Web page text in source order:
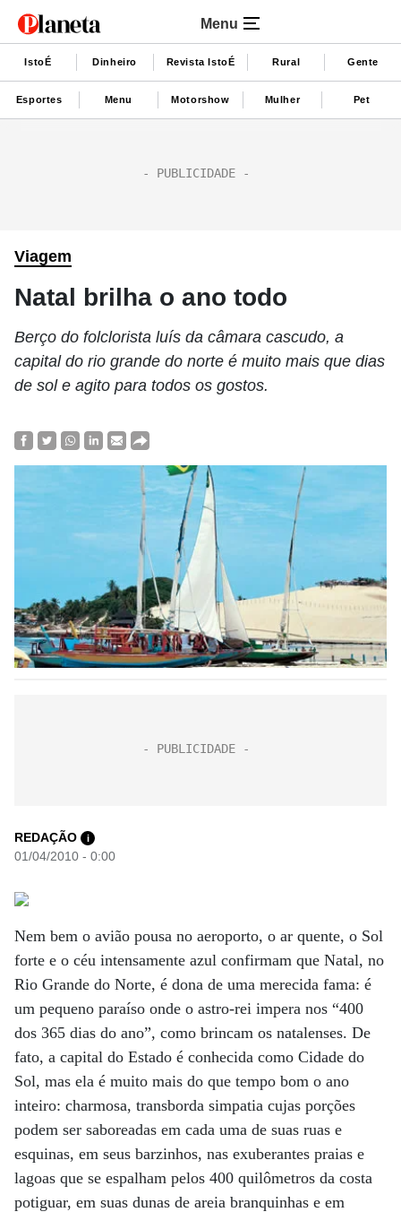
Menu
IstoÉ Dinheiro Revista IstoÉ Rural Gente
Esportes Menu Motorshow Mulher Pet
Viagem
Natal brilha o ano todo
Berço do folclorista luís da câmara cascudo, a
capital do rio grande do norte é muito mais que dias
de sol e agito para todos os gostos.
REDAÇÃO i
01/04/2010 - 0:00
Nem bem o avião pousa no aeroporto, o ar quente, o Sol
forte e o céu intensamente azul confirmam que Natal, no
Rio Grande do Norte, é dona de uma merecida fama: é
um pequeno paraíso onde o astro-rei impera nos “400
dos 365 dias do ano”, como brincam os natalenses. De
fato, a capital do Estado é conhecida como Cidade do
Sol, mas ela é muito mais do que tempo bom o ano
inteiro: charmosa, transborda simpatia cujas porções
podem ser saboreadas em cada uma de suas ruas e
esquinas, em seus barzinhos, nas exuberantes praias e
lagoas que se espalham pelos 400 quilômetros da costa
potiguar, em suas dunas de areia branquinhas e em